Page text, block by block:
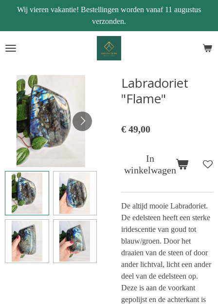
naar
de
Wij vieren vakantie! Bestellingen worden vanaf 11 augustus
verzonden.
Labradoriet
"Flame"
€ 49,00
In
winkelwagen
De altijd mooie Labradoriet.
De edelsteen heeft een sterke
iridescentie van goud tot
blauw/groen. Door het
draaien van de steen of door
ander lichtval, licht een ander
deel van de edelsteen op.
Deze is aan de voorkant
gepolijst en de achterkant is